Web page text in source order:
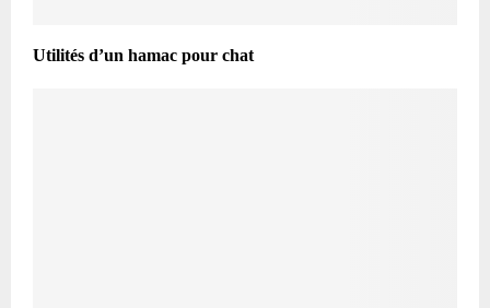
Utilités d’un hamac pour chat